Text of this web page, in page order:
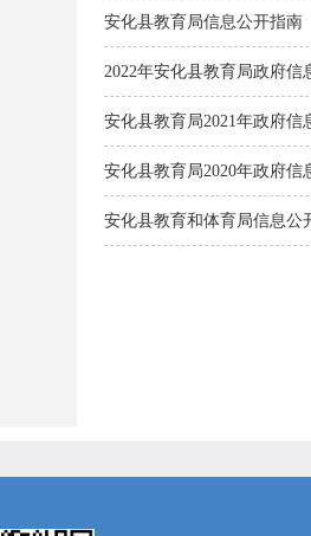
安化县教育局信息公开指南
2022年安化县教育局政府信
安化县教育局2021年政府信
安化县教育局2020年政府信
安化县教育和体育局信息公